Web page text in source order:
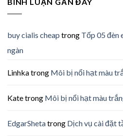
buy cialis cheap trong Tốp 05 đèn
ngàn
Linhkatrong Môi bị nổi hạt màu
Katetrong Môi bị nổi hạt màu
EdgarShetatrong Dịch vụ cài đặt